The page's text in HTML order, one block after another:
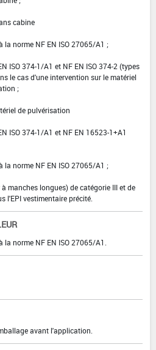
cabine
la norme NF EN ISO 27065/A1 ;
ISO 374-1/A1 et NF EN ISO 374-2 (types
le cas d'une intervention sur le matériel
;
de pulvérisation
ISO 374-1/A1 et NF EN 16523-1+A1
la norme NF EN ISO 27065/A1 ;
manches longues) de catégorie III et de
l'EPI vestimentaire précité.
norme NF EN ISO 27065/A1.
avant l'application.